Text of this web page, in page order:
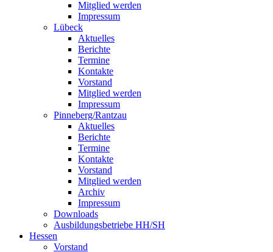
Mitglied werden
Impressum
Lübeck
Aktuelles
Berichte
Termine
Kontakte
Vorstand
Mitglied werden
Impressum
Pinneberg/Rantzau
Aktuelles
Berichte
Termine
Kontakte
Vorstand
Mitglied werden
Archiv
Impressum
Downloads
Ausbildungsbetriebe HH/SH
Hessen
Vorstand